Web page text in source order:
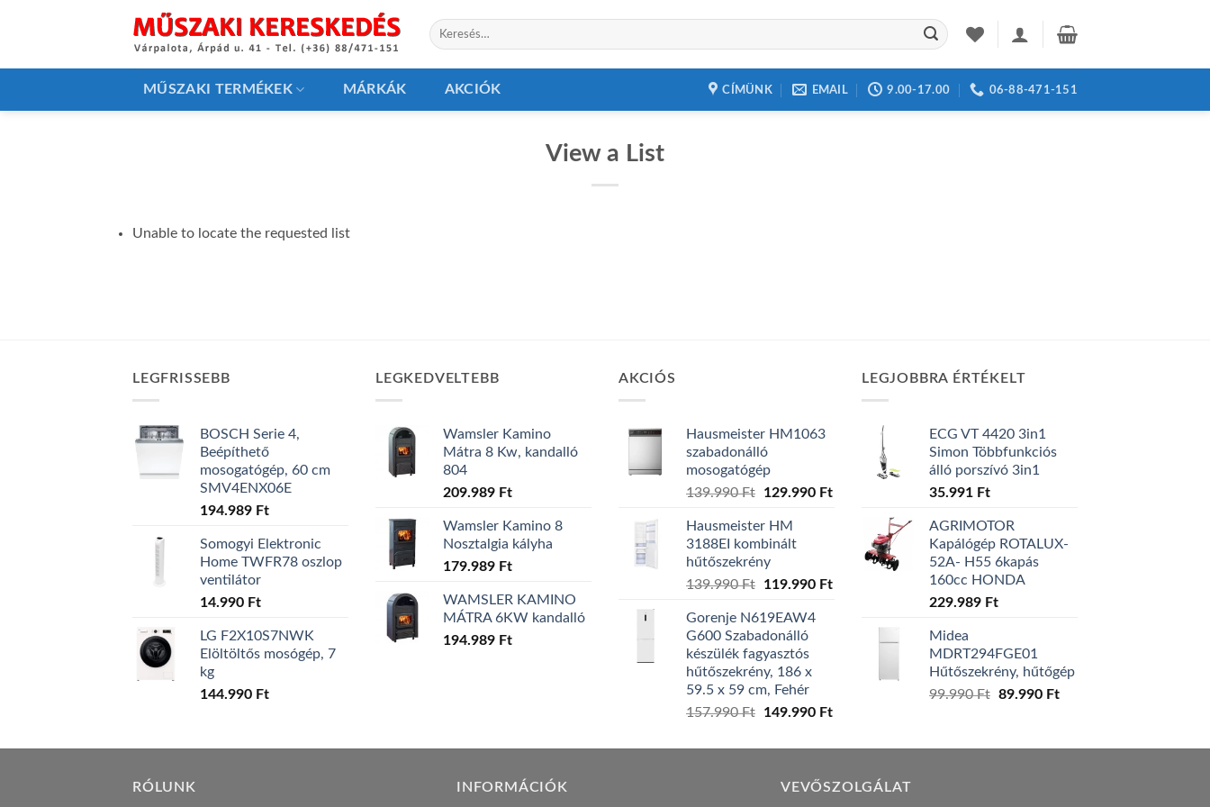
Keresés
a
MŰSZAKI TERMÉKEK MÁRKÁK AKCIÓK CÍMÜNK EMAIL 9.00-17.00 06-88-471-151
View a List
Unable to locate the requested list
LEGFRISSEBB
BOSCH Serie 4,
Beépíthető
mosogatógép, 60 cm
SMV4ENX06E
194.989 Ft
Somogyi Elektronic
Home TWFR78 oszlop
ventilátor
14.990 Ft
LG F2X10S7NWK
Elöltöltős mosógép, 7
kg
144.990 Ft
LEGKEDVELTEBB
Wamsler Kamino
Mátra 8 Kw, kandalló
804
209.989 Ft
Wamsler Kamino 8
Nosztalgia kályha
179.989 Ft
WAMSLER KAMINO
MÁTRA 6KW kandalló
194.989 Ft
AKCIÓS
Hausmeister HM1063
szabadonálló
mosogatógép
139.990Ft
Original
was:
139.990 Ft.
129.990 FtCurrent
129.990 Ft.
Hausmeister HM
3188EI kombinált
hűtőszekrény
139.990Ft
Original
was:
139.990 Ft.
119.990 FtCurrent
119.990 Ft.
Gorenje N619EAW4
G600 Szabadonálló
készülék fagyasztós
hűtőszekrény, 186 x
59.5 x 59 cm, Fehér
157.990Ft
Original
was:
149.990 FtCurrent
is:
LEGJOBBRA ÉRTÉKELT
ECG VT 4420 3in1
Simon Többfunkciós
álló porszívó 3in1
35.991 Ft
AGRIMOTOR
Kapálógép ROTALUX-
52A- H55 6kapás
160cc HONDA
229.989 Ft
Midea
MDRT294FGE01
Hűtőszekrény, hűtőgép
99.990Ft Original
99.990 Ft.
89.990 FtCurrent
89.990 Ft.
RÓLUNK INFORMÁCIÓK VEVŐSZOLGÁLAT